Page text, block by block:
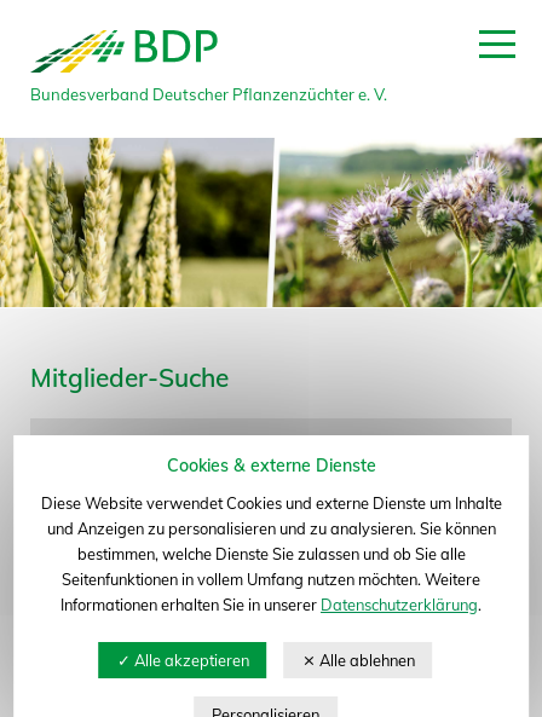
Bundesverband Deutscher Pflanzenzüchter e. V.
Mitglieder-Suche
Bundesland
Abteilung
Alle anzeigen zum Seitenanfang
Cookies & externe Dienste
Diese Website verwendet Cookies und externe Dienste um Inhalte
und Anzeigen zu personalisieren und zu analysieren. Sie können
bestimmen, welche Dienste Sie zulassen und ob Sie alle
Seitenfunktionen in vollem Umfang nutzen möchten. Weitere
Informationen erhalten Sie in unserer Datenschutzerklärung.